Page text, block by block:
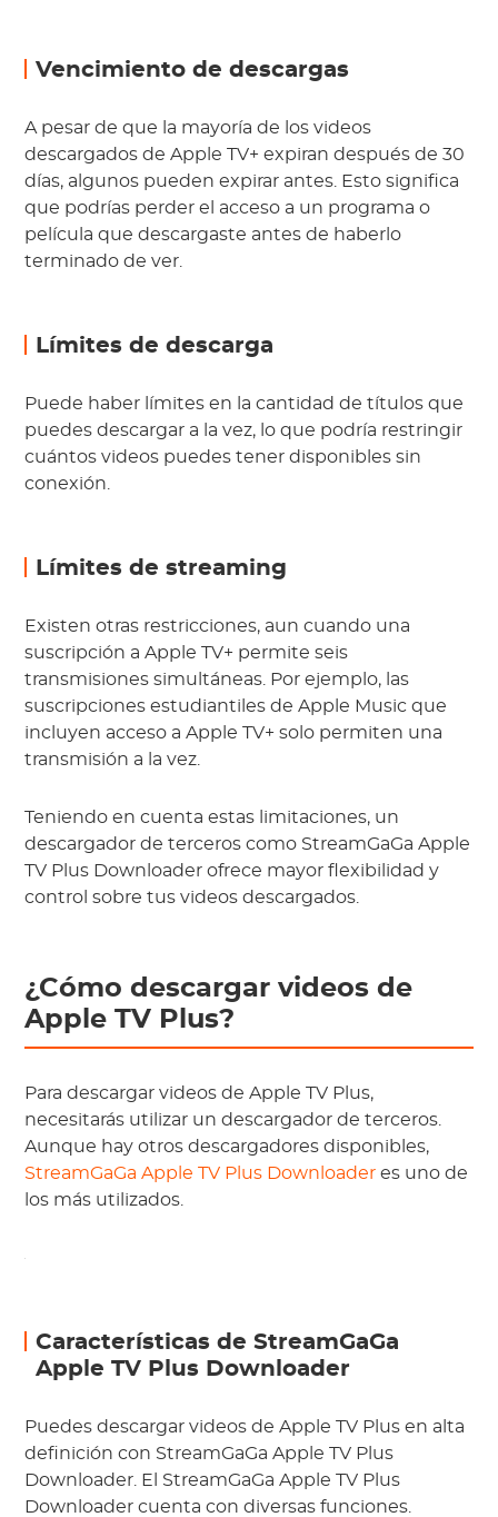
Vencimiento de descargas
A pesar de que la mayoría de los videos
descargados de Apple TV+ expiran después de 30
días, algunos pueden expirar antes. Esto significa
que podrías perder el acceso a un programa o
película que descargaste antes de haberlo
terminado de ver.
Límites de descarga
Puede haber límites en la cantidad de títulos que
puedes descargar a la vez, lo que podría restringir
cuántos videos puedes tener disponibles sin
conexión.
Límites de streaming
Existen otras restricciones, aun cuando una
suscripción a Apple TV+ permite seis
transmisiones simultáneas. Por ejemplo, las
suscripciones estudiantiles de Apple Music que
incluyen acceso a Apple TV+ solo permiten una
transmisión a la vez.
Teniendo en cuenta estas limitaciones, un
descargador de terceros como StreamGaGa Apple
TV Plus Downloader ofrece mayor flexibilidad y
control sobre tus videos descargados.
¿Cómo descargar videos de
Apple TV Plus?
Para descargar videos de Apple TV Plus,
necesitarás utilizar un descargador de terceros.
Aunque hay otros descargadores disponibles,
StreamGaGa Apple TV Plus Downloader es uno de
los más utilizados.
Características de StreamGaGa
Apple TV Plus Downloader
Puedes descargar videos de Apple TV Plus en alta
definición con StreamGaGa Apple TV Plus
Downloader. El StreamGaGa Apple TV Plus
Downloader cuenta con diversas funciones.